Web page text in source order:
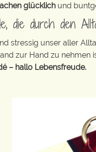
glücklich und
die durch den
stressig unser aller
zur Hand zu nehmen
– hallo Lebensfreude.